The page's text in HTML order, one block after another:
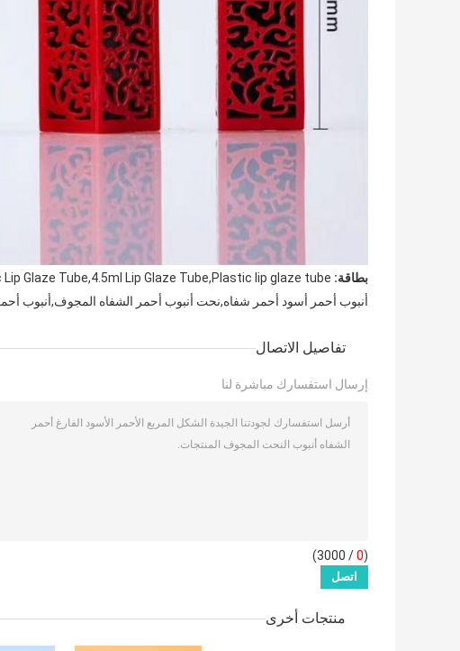
بطاقة: Lip Glaze Tube,4.5ml Lip Glaze Tube,Plastic lip glaze tube
أنبوب أحمر أسود أحمر شفاه,نحت أنبوب أحمر الشفاه المجوف,أنبوب
تفاصيل الاتصال
إرسال استفسارك مباشرة لنا
(
0
/ 3000)
منتجات أخرى